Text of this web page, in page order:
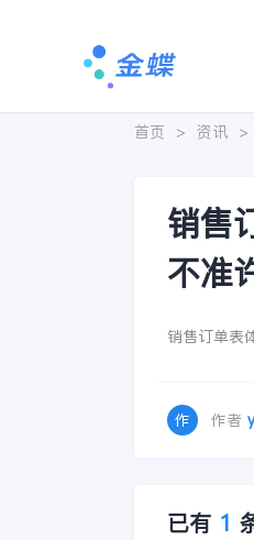
首页 > 资讯 >
销售
不准
销售订单表
作者
已有 1